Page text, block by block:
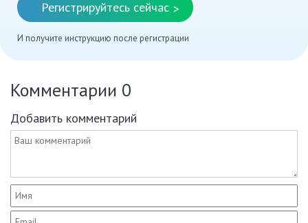
Регистрируйтесь сейчас >
И получите инструкцию после регистрации
Комментарии 0
Добавить комментарий